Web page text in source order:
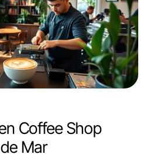
Coffee Shop
Mar